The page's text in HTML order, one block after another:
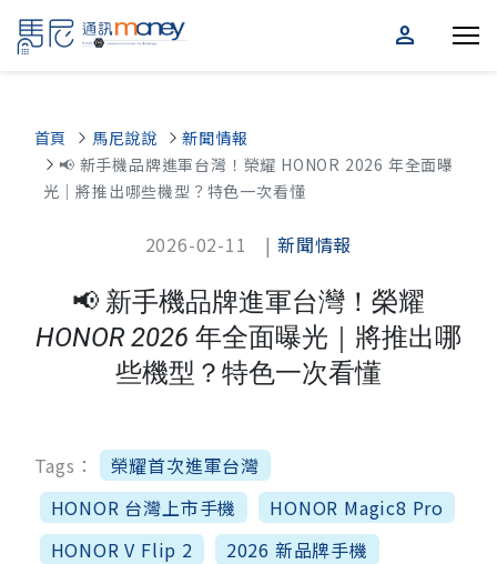
person
首頁 馬尼說說
新聞情報
📢 新手機品牌進軍台灣！榮耀 HONOR 2026 年全面曝
光｜將推出哪些機型？特色一次看懂
2026-02-11 |新聞情報
📢 新手機品牌進軍台灣！榮耀
HONOR 2026 年全面曝光｜將推出哪
些機型？特色一次看懂
Tags：
榮耀首次進軍台灣
HONOR 台灣上市手機
HONOR Magic8 Pro
HONOR V Flip 2
2026 新品牌手機